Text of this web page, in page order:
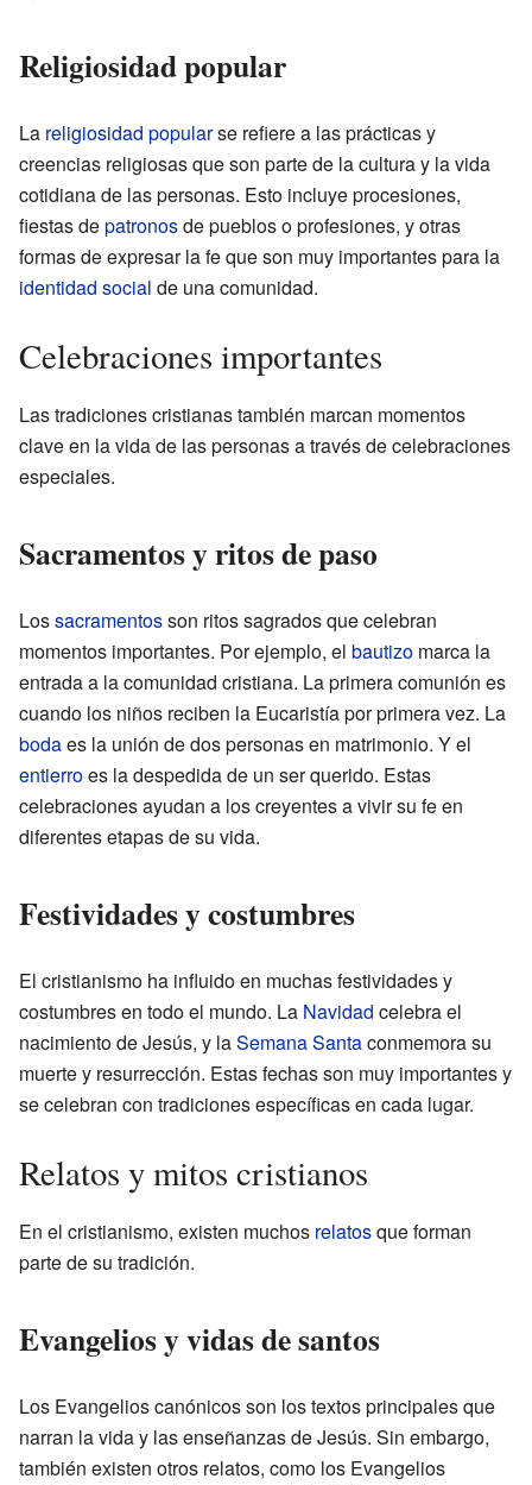
Religiosidad popular
La religiosidad popularse refiere a las prácticas y
creencias religiosas que son parte de la cultura y la vida
cotidiana de las personas. Esto incluye procesiones,
fiestas depatronosde pueblos o profesiones, y otras
formas de expresar la fe que son muy importantes para la
identidad social de una comunidad.
Celebraciones importantes
Las tradiciones cristianas también marcan momentos
clave en la vida de las personas a través de celebraciones
especiales.
Sacramentos y ritos de paso
Lossacramentosson ritos sagrados que celebran
momentos importantes. Por ejemplo, el bautizo marca la
entrada a la comunidad cristiana. La primera comunión es
cuando los niños reciben la Eucaristía por primera vez. La
bodaes la unión de dos personas en matrimonio. Y el
entierroes la despedida de un ser querido. Estas
celebraciones ayudan a los creyentes a vivir su fe en
diferentes etapas de su vida.
Festividades y costumbres
El cristianismo ha influido en muchas festividades y
costumbres en todo el mundo. La Navidad celebra el
nacimiento de Jesús, y laSemana Santaconmemora su
muerte y resurrección. Estas fechas son muy importantes y
se celebran con tradiciones específicas en cada lugar.
Relatos y mitos cristianos
En el cristianismo, existen muchos relatosque forman
parte de su tradición.
Evangelios y vidas de santos
Los Evangelios canónicos son los textos principales que
narran la vida y las enseñanzas de Jesús. Sin embargo,
también existen otros relatos, como los Evangelios